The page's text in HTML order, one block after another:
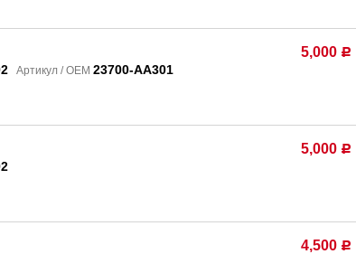
Артикул / OEM 23700-AA301
5,000 Р
5,000 Р
4,500 Р